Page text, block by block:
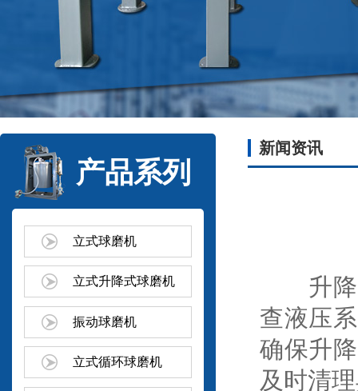
产品系列
立式球磨机
立式升降式球磨机
振动球磨机
立式循环球磨机
新闻资讯
升降球
查液压
确保升
及时清